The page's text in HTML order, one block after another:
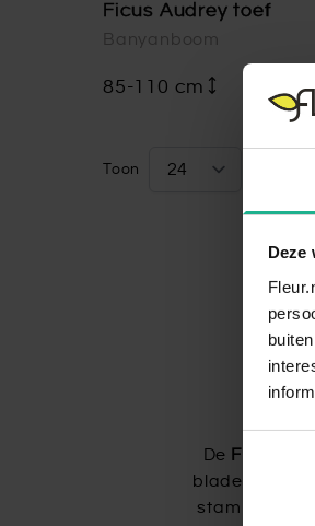
Deze
Ficus Audrey toef
Banyanboom
85-110 cm v.a.
Toon
De Ficus
bladeren
stam en een